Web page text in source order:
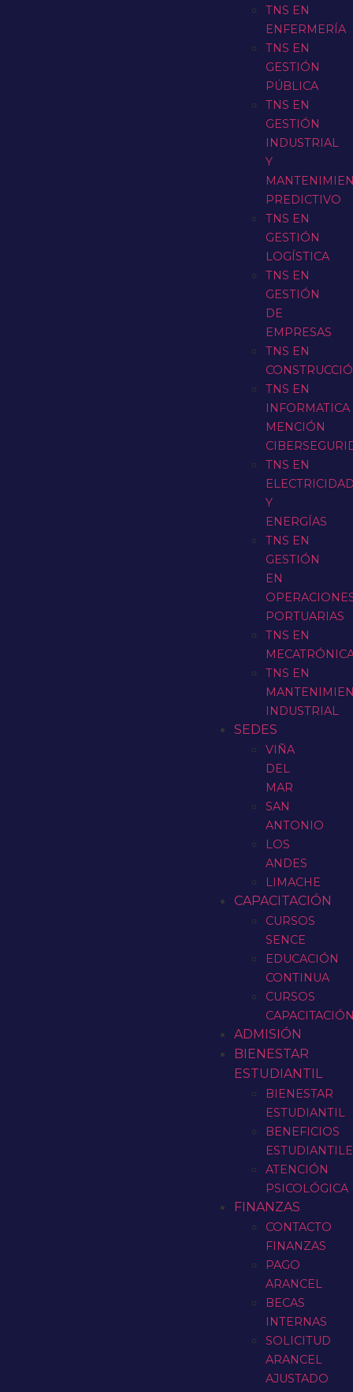
TNS EN
ENFERMERÍA
TNS EN
GESTIÓN
PÚBLICA
TNS EN
GESTIÓN
INDUSTRIAL
Y
PREDICTIVO
TNS EN
GESTIÓN
LOGÍSTICA
TNS EN
GESTIÓN
DE
EMPRESAS
TNS EN
TNS EN
INFORMATICA
MENCIÓN
TNS EN
Y
ENERGÍAS
TNS EN
GESTIÓN
EN
PORTUARIAS
TNS EN
TNS EN
INDUSTRIAL
SEDES
VIÑA
DEL
MAR
SAN
ANTONIO
LOS
ANDES
LIMACHE
CAPACITACIÓN
CURSOS
SENCE
EDUCACIÓN
CONTINUA
CURSOS
ADMISIÓN
BIENESTAR
ESTUDIANTIL
BIENESTAR
ESTUDIANTIL
BENEFICIOS
ATENCIÓN
PSICOLÓGICA
FINANZAS
CONTACTO
FINANZAS
PAGO
ARANCEL
BECAS
INTERNAS
SOLICITUD
ARANCEL
AJUSTADO